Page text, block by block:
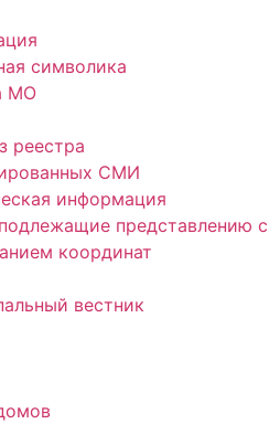
символика
МО
реестра
СМИ
информация
представлению с
координат
вестник